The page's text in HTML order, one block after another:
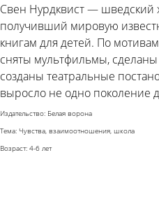
Свен Нурдквист — шведский
получивший мировую
книгам для детей. По
сняты мультфильмы,
созданы театральные
выросло не одно поколение
Издательство: Белая ворона
Тема: Чувства, взаимоотношения, школа
Возраст: 4-6 лет